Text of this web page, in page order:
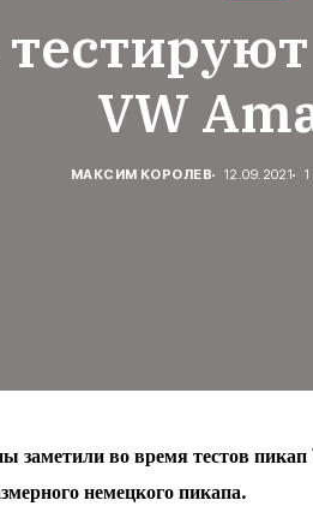
VW
МАКСИМ КОРОЛЕВ 12.09.2021
во время тестов пикап
немецкого пикапа.